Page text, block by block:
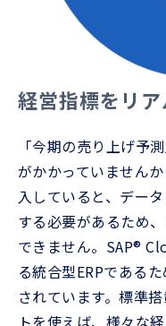
経営指標をリ
「今期の売り上げ予
がかかっていません
入していると、デー
する必要があるため
できません。SAP®
る統合型ERPである
されています。標準